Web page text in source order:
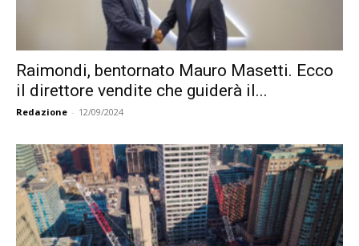
Raimondi, bentornato Mauro Masetti. Ecco
il direttore vendite che guiderà il...
Redazione - 12/09/2024